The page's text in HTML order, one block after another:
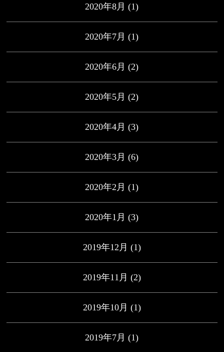
2020年8月 (1)
2020年7月 (1)
2020年6月 (2)
2020年5月 (2)
2020年4月 (3)
2020年3月 (6)
2020年2月 (1)
2020年1月 (3)
2019年12月 (1)
2019年11月 (2)
2019年10月 (1)
2019年7月 (1)